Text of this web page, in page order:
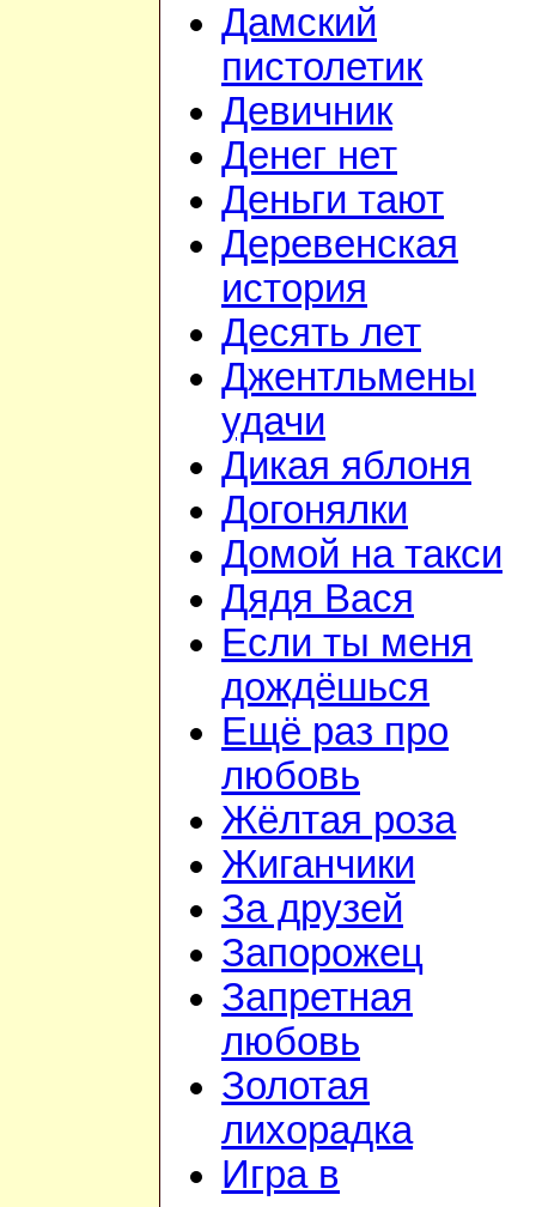
Дамский
пистолетик
Девичник
Денег нет
Деньги тают
Деревенская
история
Десять лет
Джентльмены
удачи
Дикая яблоня
Догонялки
Домой на такси
Дядя Вася
Если ты меня
дождёшься
Ещё раз про
любовь
Жёлтая роза
Жиганчики
За друзей
Запорожец
Запретная
любовь
Золотая
лихорадка
Игра в